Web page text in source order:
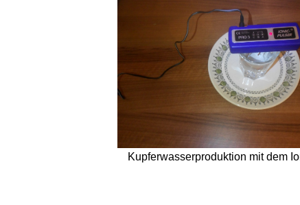
Kupferwasserproduktion mit dem